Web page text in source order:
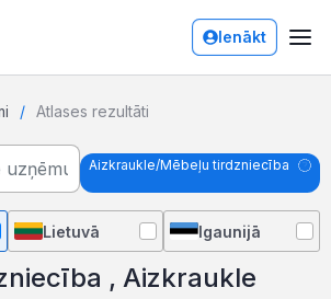
Ienākt
Atlases rezultāti
Aizkraukle/Mēbeļu tirdzniecība
Lietuvā Igaunijā
, Aizkraukle